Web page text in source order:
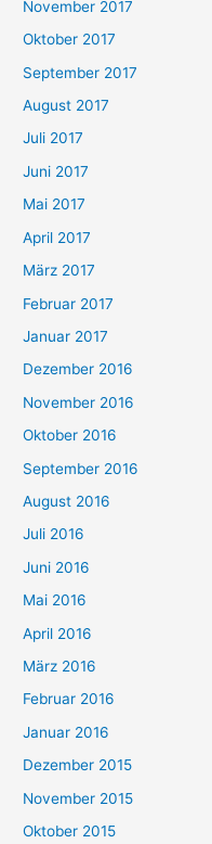
November 2017
Oktober 2017
September 2017
August 2017
Juli 2017
Juni 2017
Mai 2017
April 2017
März 2017
Februar 2017
Januar 2017
Dezember 2016
November 2016
Oktober 2016
September 2016
August 2016
Juli 2016
Juni 2016
Mai 2016
April 2016
März 2016
Februar 2016
Januar 2016
Dezember 2015
November 2015
Oktober 2015